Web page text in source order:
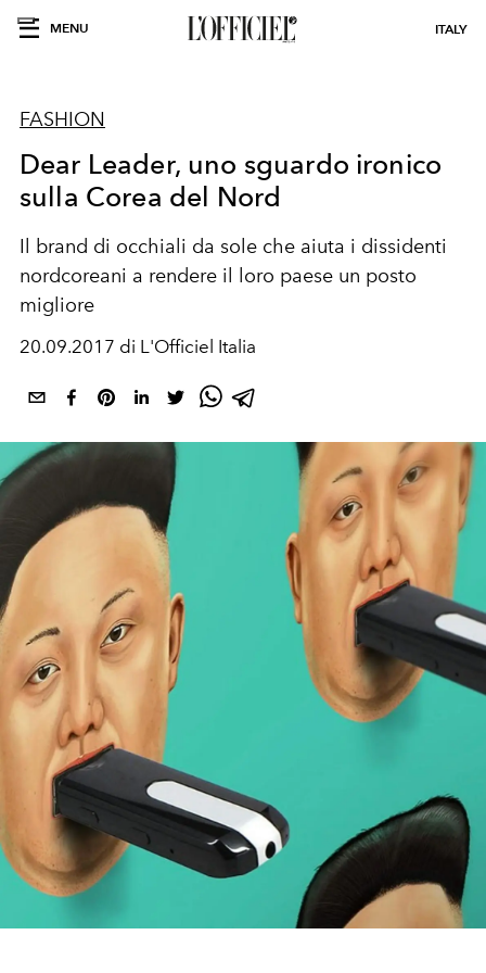
MENU ITALY
FASHION
Dear Leader, uno sguardo ironico
sulla Corea del Nord
Il brand di occhiali da sole che aiuta i dissidenti
nordcoreani a rendere il loro paese un posto
migliore
20.09.2017 di L'Officiel Italia